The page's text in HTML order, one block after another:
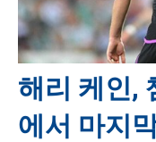
해리 케인,
에서 마지